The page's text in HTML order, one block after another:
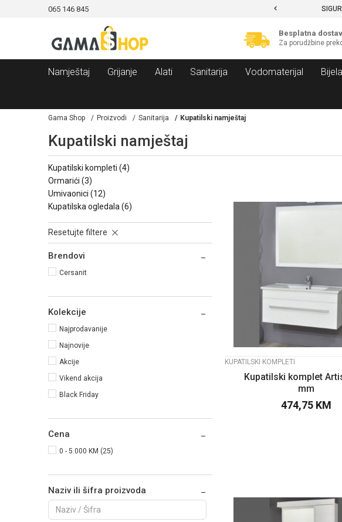
065 146 845
BESPLATNE ISPORUKE! SIGURNO PLAĆANJE PLATNIM
Besplatna
Za porudžbine
Namještaj Grijanje Alati Sanitarija Vodomaterijal
Gama Shop Proizvodi Sanitarija Kupatilski namještaj
Kupatilski namještaj
kupatilski kompleti (4)
ormarići (3)
umivaonici (12)
kupatilska ogledala (6)
Resetujte filtere
Brendovi
Cersanit
Kolekcije
Najprodavanije
Najnovije
Akcije
Vikend akcija
Black Friday
Cena
0 - 5.000 KM (25)
Naziv ili šifra proizvoda
KUPATILSKI KOMPLETI
Kupatilski komplet
mm
474,75 KM